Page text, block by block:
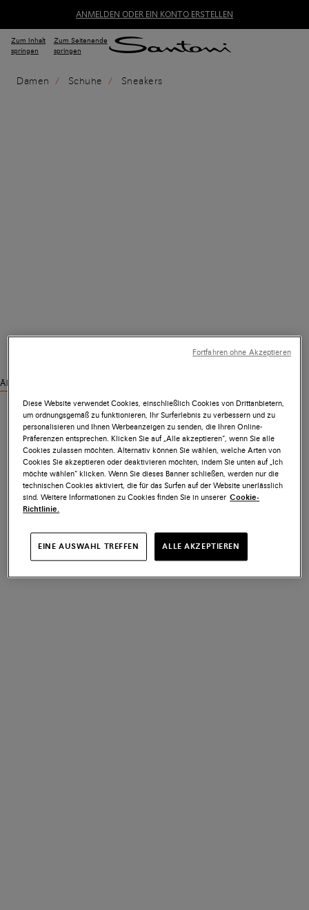
ANMELDEN ODER EIN KONTO ERSTELLEN
Zum Inhalt
springen
Zum Seitenende
springen
Damen Schuhe Sneakers
Ähnliche Produkte ansehen
Diese Website verwendet Cookies, einschließlich Cookies von Drittanbietern,
um ordnungsgemäß zu funktionieren, Ihr Surferlebnis zu verbessern und zu
personalisieren und Ihnen Werbeanzeigen zu senden, die Ihren Online-
Präferenzen entsprechen. Klicken Sie auf „Alle akzeptieren“, wenn Sie alle
Cookies zulassen möchten. Alternativ können Sie wählen, welche Arten von
Cookies Sie akzeptieren oder deaktivieren möchten, indem Sie unten auf „Ich
möchte wählen“ klicken. Wenn Sie dieses Banner schließen, werden nur die
technischen Cookies aktiviert, die für das Surfen auf der Website unerlässlich
sind. Weitere Informationen zu Cookies finden Sie in unserer Cookie-
Richtlinie.
EINE AUSWAHL TREFFEN ALLE AKZEPTIEREN
Fortfahren ohne Akzeptieren